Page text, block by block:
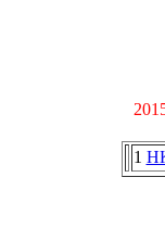
1